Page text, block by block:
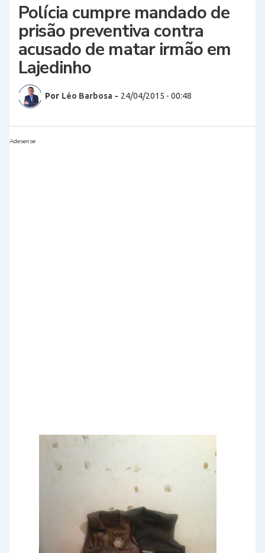
Polícia cumpre mandado de
prisão preventiva contra
acusado de matar irmão em
Lajedinho
Por Léo Barbosa - 24/04/2015 - 00:48
Adesense